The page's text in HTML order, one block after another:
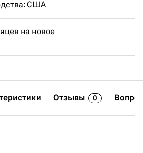
США
на новое
Отзывы 0